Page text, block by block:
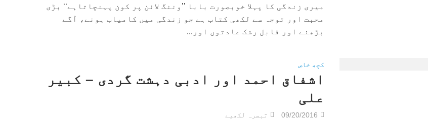
میری زندگی کا پہلا خوبصورت بابا ’’وننگ لائن پر کون پہنچاتاہے‘‘ بڑی
محبت اور توجہ سے لکھی کتاب ہے جو زندگی میں کامیاب ہونے، آگے
بڑھنے اور قابل رشک عادتوں اور...
کچھ خاص
اشفاق احمد اور ادبی دہشت گردی – کبیر
علی
09/20/2016 تبصرہ لکھیے